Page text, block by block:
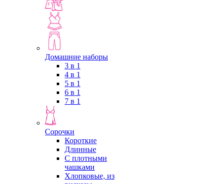
Домашние наборы
3 в 1
4 в 1
5 в 1
6 в 1
7 в 1
Сорочки
Короткие
Длинные
С плотными
чашками
Хлопковые, из